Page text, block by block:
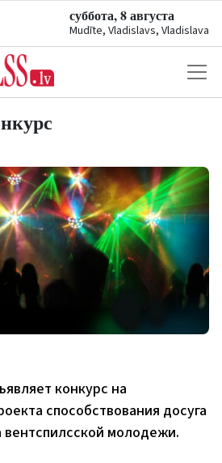
суббота, 8 августа
Mudīte, Vladislavs, Vladislava
конкурс на
способствования досуга
вентспилсской молодежи.